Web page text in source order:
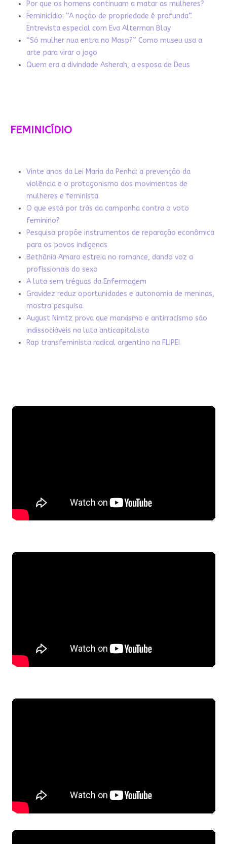
Por que os homens continuam a matar as mulheres?
Feminicídio: “A noção de propriedade é profunda”.
Entrevista especial com Eva Alterman Blay
“Só mulher nua entra no Masp?” Como museu usa a
arte para virar o jogo
Quem era a divindade Asherah, a esposa de Deus
FEMINICÍDIO
Vinte anos da Lei Maria da Penha: a prevenção da
violência e o protagonismo dos movimentos de
mulheres e feminista
O que está por trás da campanha contra o voto
feminino?
Pesquisa propõe instrumentos de reparação econômica
para os povos indígenas
Bethânia Amaro estreia no romance, dando voz a
profissionais do sexo
A luta sem tréguas da Enfermagem
Gravidez reduz oportunidades e autonomia de meninas,
mostra pesquisa
August Nimtz prova que marxismo e antirracismo são
indissociáveis na luta anticapitalista
Rap transfeminista radical argentino na FLIPEI